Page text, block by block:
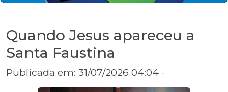
Quando Jesus apareceu a
Santa Faustina
Publicada em: 31/07/2026 04:04 -